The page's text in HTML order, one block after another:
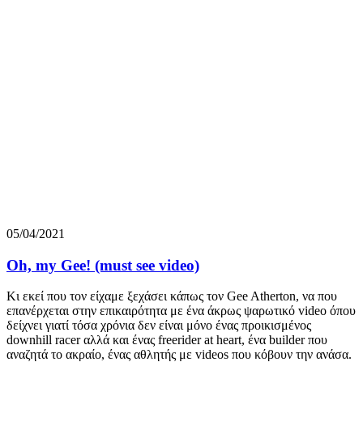
05/04/2021
Oh, my Gee! (must see video)
Κι εκεί που τον είχαμε ξεχάσει κάπως τον Gee Atherton, να που
επανέρχεται στην επικαιρότητα με ένα άκρως ψαρωτικό video όπου
δείχνει γιατί τόσα χρόνια δεν είναι μόνο ένας προικισμένος
downhill racer αλλά και ένας freerider at heart, ένα builder που
αναζητά το ακραίο, ένας αθλητής με videos που κόβουν την ανάσα.